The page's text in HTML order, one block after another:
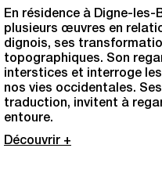
En résidence à Digne-les-
plusieurs œuvres en
dignois, ses
topographiques. Son
interstices et interroge
nos vies occidentales.
traduction, invitent à
entoure.
Découvrir +